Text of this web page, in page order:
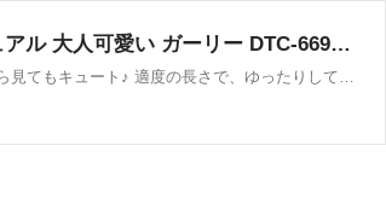
猫耳 パーカー プルオーバー トップス フード付き スウェット 長袖 オーバーサイズ かわいい ゆったり ルーズ カジュアル 大人可愛い ガーリー DTC-669909692064
▼コメント▼ 4カラー・5サイズ展開！寝てる猫プリントと猫耳フードが可愛いプルオーバーパーカーです。 フードに長いネコ耳が付いており、後ろから見てもキュート♪ 適度の長さで、ゆったりして体型をカバーすることができます。 カジュアルな雰囲気と使いやすさで、着回し力の高いパーカーは、多くのシーンで活躍1着です。 ▼SIZE(約)▼ S・M・L・XL・2XL 【SIZE：S】 着丈：67cm、バスト：100cm、肩幅：53cm、袖丈：55cm 【SIZE：M】 着丈：68cm、バスト：104cm、肩幅：55cm、袖丈：56cm 【SIZE：L】 着丈：69cm、バスト：108cm、肩幅：57...